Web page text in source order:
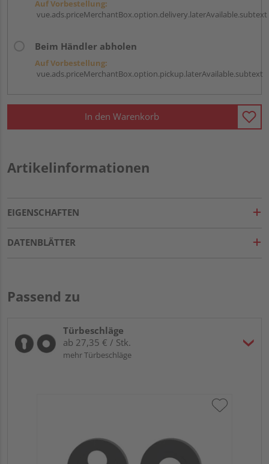
Auf Vorbestellung:
vue.ads.priceMerchantBox.option.delivery.laterAvailable.subtext
Beim Händler abholen
Auf Vorbestellung:
vue.ads.priceMerchantBox.option.pickup.laterAvailable.subtext
In den Warenkorb
Artikelinformationen
EIGENSCHAFTEN
DATENBLÄTTER
Passend zu
Türbeschläge
ab 27,35 € / Stk.
mehr Türbeschläge